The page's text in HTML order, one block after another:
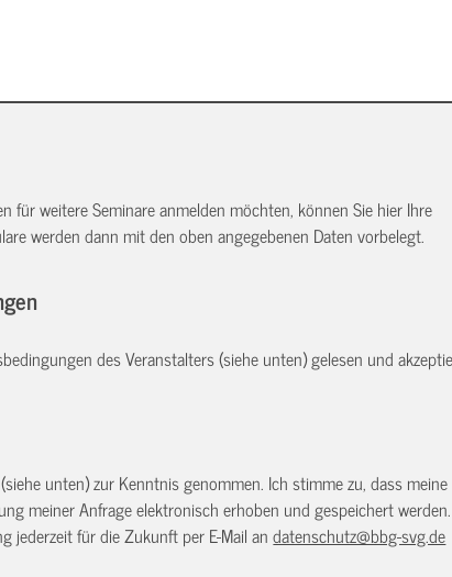
für weitere Seminare anmelden möchten, können Sie hier Ihre
werden dann mit den oben angegebenen Daten vorbelegt.
des Veranstalters (siehe unten) gelesen und
unten) zur Kenntnis genommen. Ich stimme zu, dass meine
meiner Anfrage elektronisch erhoben und gespeichert werden.
jederzeit für die Zukunft per E-Mail andatenschutz@bbg-svg.de